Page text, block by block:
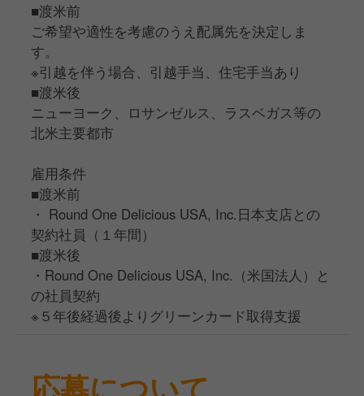
■渡米前
ご希望や適性を考慮のうえ配属先を決定しま
す。
※引越を伴う場合、引越手当、住宅手当あり
■渡米後
ニューヨーク、ロサンゼルス、ラスベガス等の
北米主要都市
雇用条件
■渡米前
・ Round One Delicious USA, Inc.日本支店との
契約社員（１年間）
■渡米後
・Round One Delicious USA, Inc.（米国法人）と
の社員契約
※５年後経過後よりグリーンカード取得支援
応募について